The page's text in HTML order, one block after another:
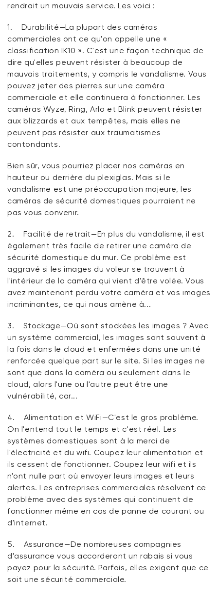
rendrait un mauvais service. Les voici :
1. Durabilité—La plupart des caméras
commerciales ont ce qu'on appelle une «
classification IK10 ». C'est une façon technique de
dire qu'elles peuvent résister à beaucoup de
mauvais traitements, y compris le vandalisme. Vous
pouvez jeter des pierres sur une caméra
commerciale et elle continuera à fonctionner. Les
caméras Wyze, Ring, Arlo et Blink peuvent résister
aux blizzards et aux tempêtes, mais elles ne
peuvent pas résister aux traumatismes
contondants.
Bien sûr, vous pourriez placer nos caméras en
hauteur ou derrière du plexiglas. Mais si le
vandalisme est une préoccupation majeure, les
caméras de sécurité domestiques pourraient ne
pas vous convenir.
2. Facilité de retrait—En plus du vandalisme, il est
également très facile de retirer une caméra de
sécurité domestique du mur. Ce problème est
aggravé si les images du voleur se trouvent à
l'intérieur de la caméra qui vient d'être volée. Vous
avez maintenant perdu votre caméra et vos images
incriminantes, ce qui nous amène à...
3. Stockage—Où sont stockées les images ? Avec
un système commercial, les images sont souvent à
la fois dans le cloud et enfermées dans une unité
renforcée quelque part sur le site. Si les images ne
sont que dans la caméra ou seulement dans le
cloud, alors l'une ou l'autre peut être une
vulnérabilité, car...
4. Alimentation et WiFi—C'est le gros problème.
On l'entend tout le temps et c'est réel. Les
systèmes domestiques sont à la merci de
l'électricité et du wifi. Coupez leur alimentation et
ils cessent de fonctionner. Coupez leur wifi et ils
n'ont nulle part où envoyer leurs images et leurs
alertes. Les entreprises commerciales résolvent ce
problème avec des systèmes qui continuent de
fonctionner même en cas de panne de courant ou
d'internet.
5. Assurance—De nombreuses compagnies
d'assurance vous accorderont un rabais si vous
payez pour la sécurité. Parfois, elles exigent que ce
soit une sécurité commerciale.